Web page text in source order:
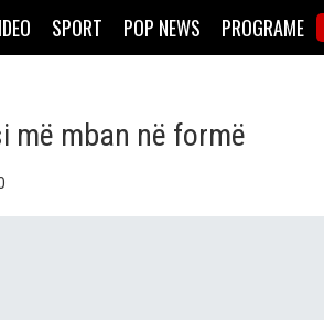
SPORT POP NEWS PROGRAME
më mban në formë